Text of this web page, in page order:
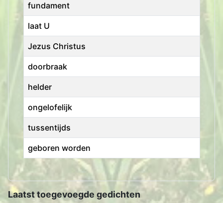
Artikelen
fundament
laat U
Jezus Christus
doorbraak
helder
ongelofelijk
tussentijds
geboren worden
Laatst toegevoegde gedichten